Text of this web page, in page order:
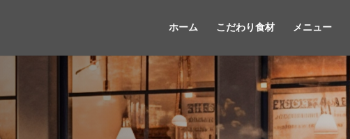
ホーム こだわり食材 メニュー